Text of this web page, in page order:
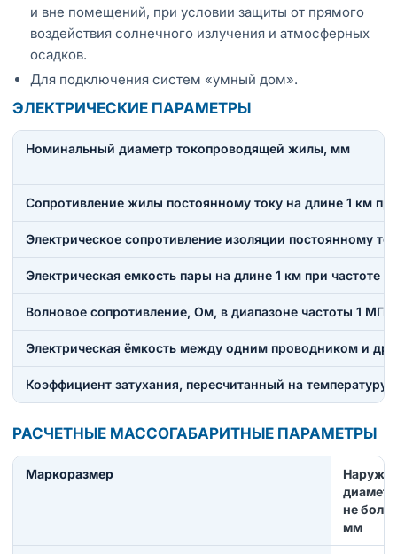
и вне помещений, при условии защиты от прямого
воздействия солнечного излучения и атмосферных
осадков.
Для подключения систем «умный дом».
ЭЛЕКТРИЧЕСКИЕ ПАРАМЕТРЫ
Номинальный диаметр токопроводящей жилы, мм
Сопротивление жилы постоянному току на длине 1 км
Электрическое сопротивление изоляции постоянному
Электрическая емкость пары на длине 1 км при частоте
Волновое сопротивление, Ом, в диапазоне частоты 1 МГц
Электрическая ёмкость между одним проводником и
Коэффициент затухания, пересчитанный на температуру
РАСЧЕТНЫЕ МАССОГАБАРИТНЫЕ ПАРАМЕТРЫ
Маркоразмер
не
мм